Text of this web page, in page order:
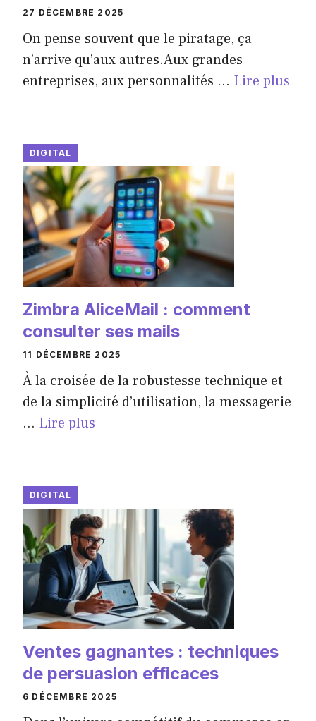
27 DÉCEMBRE 2025
On pense souvent que le piratage, ça
n’arrive qu’aux autres.Aux grandes
entreprises, aux personnalités ... Lire plus
DIGITAL
Zimbra AliceMail : comment
consulter ses mails
11 DÉCEMBRE 2025
À la croisée de la robustesse technique et
de la simplicité d’utilisation, la messagerie
... Lire plus
DIGITAL
Ventes gagnantes : techniques
de persuasion efficaces
6 DÉCEMBRE 2025